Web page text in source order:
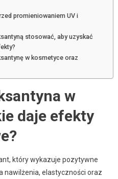
promieniowaniem UV i
stosować, aby uzyskać
w kosmetyce oraz
w
daje efekty
który wykazuje pozytywne
nawilżenia, elastyczności oraz